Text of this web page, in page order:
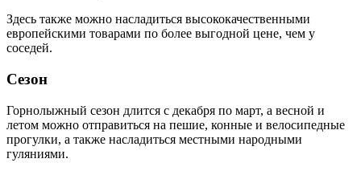
Здесь также можно насладиться высококачественными
европейскими товарами по более выгодной цене, чем у
соседей.
Сезон
Горнолыжный сезон длится с декабря по март, а весной и
летом можно отправиться на пешие, конные и велосипедные
прогулки, а также насладиться местными народными
гуляниями.